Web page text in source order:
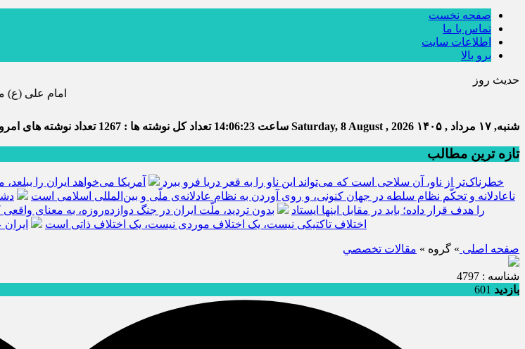
صفحه نخست
تماس با ما
اطلاعات سایت
برو بالا
حدیث روز
امام علی (ع) می فرماید : هر کس از خود بدگویی و انتقاد
شنبه, ۱۷ مرداد , ۱۴۰۵ Saturday, 8 August , 2026 ساعت 14:06:24 تعداد کل نوشته ها : 1267 تعداد نوشته های
تازه ترین مطالب
خطرناک‌تر از ناو، آن سلاحی است که می‌تواند این ناو را به قعر دریا فرو ببرد آمریکا می‌خواهد ایران را
ناعادلانه و تحکّم نظام سلطه در جهان کنونی، و روی آوردن به نظام عادلانه‌ی ملّی و بین‌المللی اسلامی است
را هدف قرار داده؛ باید در مقابل اینها ایستاد
بدون تردید، ملّت ایران در جنگ دوازده‌روزه، به معنای
اختلاف تاکتیکی نیست، یک اختلاف موردی نیست، یک اختلاف ذاتی است
صفحه اصلی » گروه » مقالات تخصصي
شناسه : 4797
بازدید 601